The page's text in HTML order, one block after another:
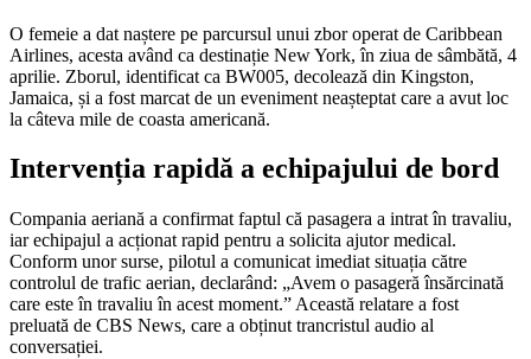
O femeie a dat naștere pe parcursul unui zbor operat de Caribbean
Airlines, acesta având ca destinație New York, în ziua de sâmbătă, 4
aprilie. Zborul, identificat ca BW005, decolează din Kingston,
Jamaica, și a fost marcat de un eveniment neașteptat care a avut loc
la câteva mile de coasta americană.
Intervenția rapidă a echipajului de bord
Compania aeriană a confirmat faptul că pasagera a intrat în travaliu,
iar echipajul a acționat rapid pentru a solicita ajutor medical.
Conform unor surse, pilotul a comunicat imediat situația către
controlul de trafic aerian, declarând: „Avem o pasageră însărcinată
care este în travaliu în acest moment.” Această relatare a fost
preluată de CBS News, care a obținut trancristul audio al
conversației.